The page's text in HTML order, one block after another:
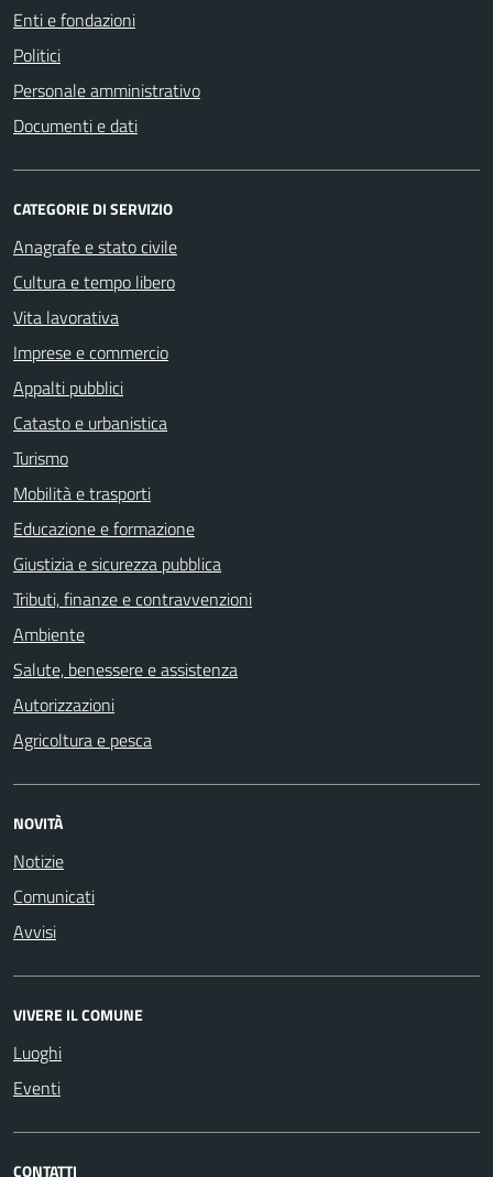
Enti e fondazioni
Politici
Personale amministrativo
Documenti e dati
CATEGORIE DI SERVIZIO
Anagrafe e stato civile
Cultura e tempo libero
Vita lavorativa
Imprese e commercio
Appalti pubblici
Catasto e urbanistica
Turismo
Mobilità e trasporti
Educazione e formazione
Giustizia e sicurezza pubblica
Tributi, finanze e contravvenzioni
Ambiente
Salute, benessere e assistenza
Autorizzazioni
Agricoltura e pesca
NOVITÀ
Notizie
Comunicati
Avvisi
VIVERE IL COMUNE
Luoghi
Eventi
CONTATTI